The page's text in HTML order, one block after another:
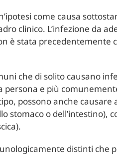
come causa
clinico. L’infezione da
è stata precedentemente
che di solito causano
e più
possono anche causare
stomaco o dell’intestino),
distinti che